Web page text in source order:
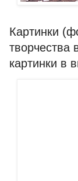
Картинки
творчества
картинки в